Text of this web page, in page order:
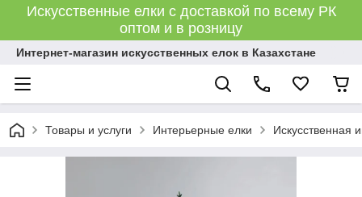
Искусственные елки с доставкой по всему РК
оптом и в розницу
Интернет-магазин искусственных елок в Казахстане
Товары и услуги Интерьерные елки Искусственная